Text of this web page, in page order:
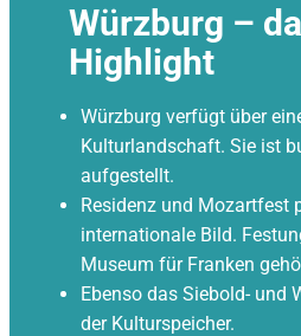
Würzburg –
Highlight
Würzburg verfügt über
Kulturlandschaft. Sie ist
aufgestellt.
Residenz und Mozartfest
internationale Bild.
Museum für Franken
Ebenso das Siebold- und
der Kulturspeicher.